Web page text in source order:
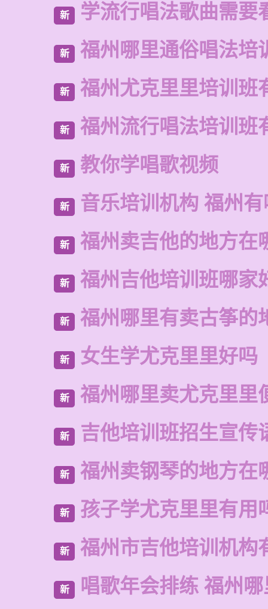
新 学流行唱法歌曲需要
新 福州哪里通俗唱法培
新 福州尤克里里培训班
新 福州流行唱法培训班
新 教你学唱歌视频
新 音乐培训机构 福州
新 福州卖吉他的地方在
新 福州吉他培训班哪家
新 福州哪里有卖古筝的
新 女生学尤克里里好吗
新 福州哪里卖尤克里里
新 吉他培训班招生宣传
新 福州卖钢琴的地方在
新 孩子学尤克里里有用
新 福州市吉他培训机构
新 唱歌年会排练 福州